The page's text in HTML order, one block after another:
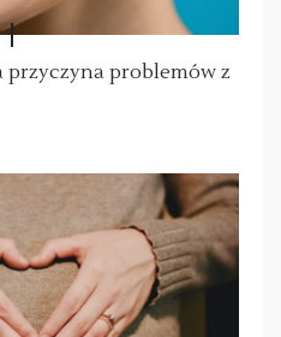
przyczyna problemów z